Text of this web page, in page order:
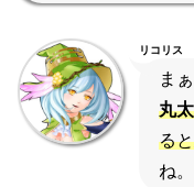
リコリス
まぁ
丸太
ると
ね。